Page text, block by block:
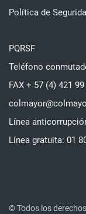
Política de
PQRSF
Teléfono
FAX + 57 (4) 421
Línea
Línea gratuita: 01
© Todos los